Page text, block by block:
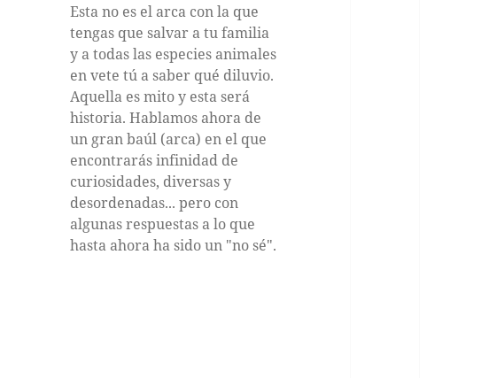
Esta no es el arca con la que
tengas que salvar a tu familia
y a todas las especies animales
en vete tú a saber qué diluvio.
Aquella es mito y esta será
historia. Hablamos ahora de
un gran baúl (arca) en el que
encontrarás infinidad de
curiosidades, diversas y
desordenadas... pero con
algunas respuestas a lo que
hasta ahora ha sido un "no sé".